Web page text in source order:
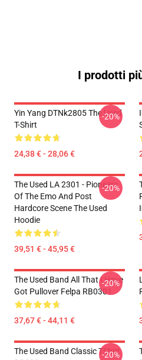
I prodotti
Yin Yang DTNk2805 The Used
T-Shirt
24,38 € - 28,06 €
-20%
The Used LA 2301 - Pioneers
Of The Emo And Post
Hardcore Scene The Used
Hoodie
39,51 € - 45,95 €
-20%
The Used Band All That I Have
Got Pullover Felpa RB0301
37,67 € - 44,11 €
-20%
The Used Band Classic TShirt
-20%